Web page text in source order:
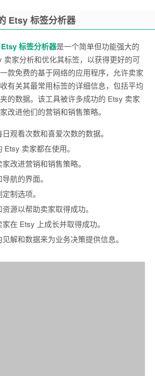
Etsy 标签分析器
Etsy标签分析器是一个简单但功能强大的
卖家分析和优化其标签，以获得更好的可
款免费的基于网络的应用程序，允许卖家
有关其最常用标签的详细信息，包括平均
的数据。该工具被许多成功的 Etsy 卖家
改进他们的营销和销售策略。
观看次数和喜爱次数的数据。
Etsy 卖家都在使用。
改进营销和销售策略。
航的界面。
制选项。
源以帮助卖家取得成功。
在 Etsy 上成长并取得成功。
解和数据来为业务决策提供信息。